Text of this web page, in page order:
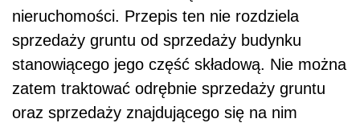
nieruchomości. Przepis ten nie rozdziela
sprzedaży gruntu od sprzedaży budynku
stanowiącego jego część składową. Nie można
zatem traktować odrębnie sprzedaży gruntu
oraz sprzedaży znajdującego się na nim